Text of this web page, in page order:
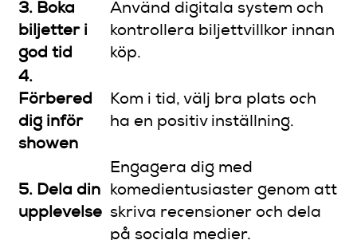
3. Boka
biljetter i
god tid
Använd digitala system och
kontrollera biljettvillkor innan
köp.
4.
Förbered
dig inför
showen
Kom i tid, välj bra plats och
ha en positiv inställning.
5. Dela din
upplevelse
Engagera dig med
komedientusiaster genom att
skriva recensioner och dela
på sociala medier.